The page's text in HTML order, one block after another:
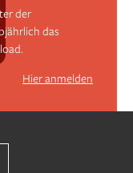
der
das
Hier anmelden